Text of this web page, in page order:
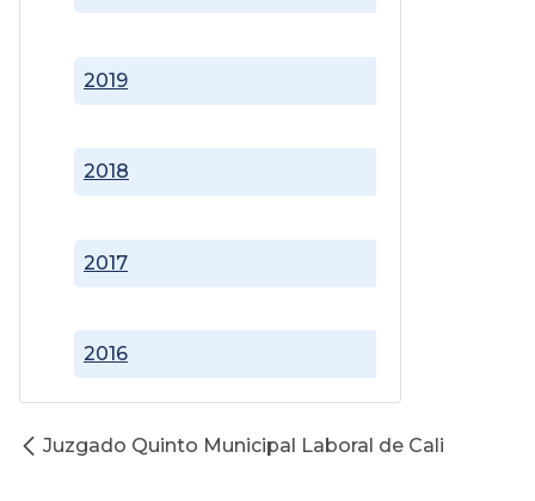
2016
2017
2018
2019
Juzgado Quinto Municipal Laboral de Cali